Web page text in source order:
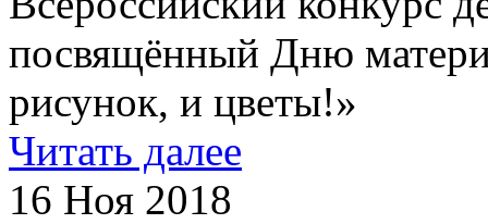
посвящённый Дню
рисунок, и цветы!»
Читать далее
16 Ноя 2018